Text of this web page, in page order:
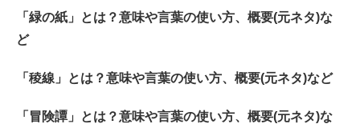
「緑の紙」とは？意味や言葉の使い方、概要(元ネタ)な
ど
「稜線」とは？意味や言葉の使い方、概要(元ネタ)など
「冒険譚」とは？意味や言葉の使い方、概要(元ネタ)な